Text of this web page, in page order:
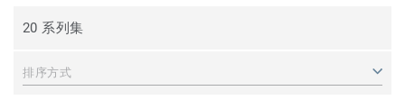
20 系列集
排序方式